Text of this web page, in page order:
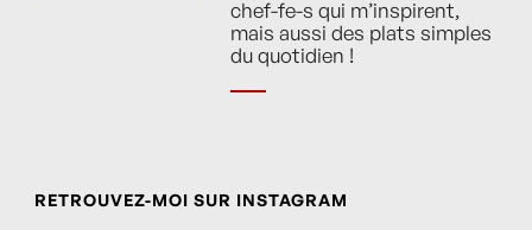
chef-fe-s qui m’inspirent,
mais aussi des plats simples
du quotidien !
RETROUVEZ-MOI SUR INSTAGRAM